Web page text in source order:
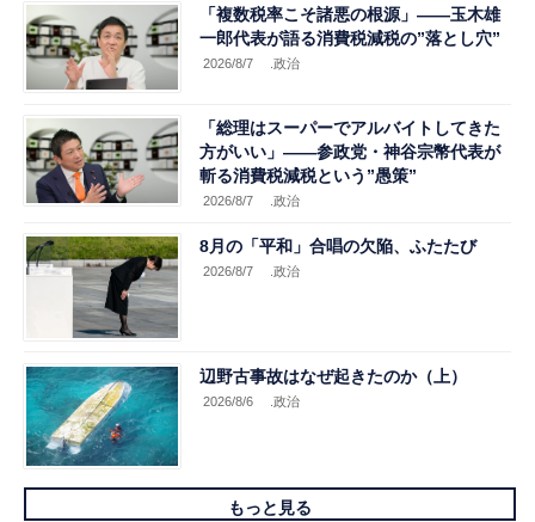
「複数税率こそ諸悪の根源」――玉木雄
一郎代表が語る消費税減税の”落とし穴”
2026/8/7 .政治
「総理はスーパーでアルバイトしてきた
方がいい」――参政党・神谷宗幣代表が
斬る消費税減税という”愚策”
2026/8/7 .政治
8月の「平和」合唱の欠陥、ふたたび
2026/8/7 .政治
辺野古事故はなぜ起きたのか（上）
2026/8/6 .政治
もっと見る